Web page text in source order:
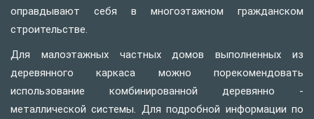
оправдывают себя в многоэтажном гражданском
строительстве.
Для малоэтажных частных домов выполненных из
деревянного каркаса можно порекомендовать
использование комбинированной деревянно -
металлической системы. Для подробной информации по